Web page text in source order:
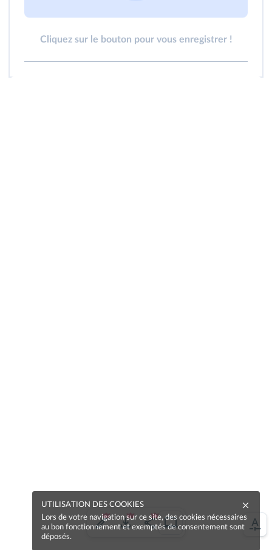
Cliquez sur le bouton pour vous enregistrer !
UTILISATION DES COOKIES
Lors de votre navigation sur ce site, des cookies nécessaires
au bon fonctionnement et exemptés de consentement sont
déposés.